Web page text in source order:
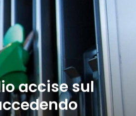
76,3%, ma
povertà”